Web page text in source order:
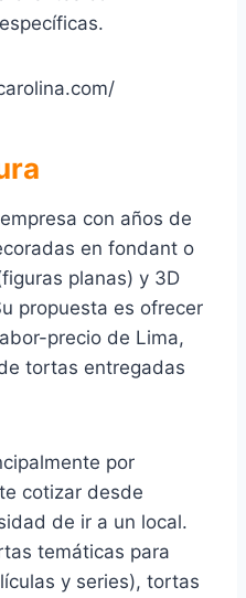
con años de
en fondant o
planas) y 3D
propuesta es ofrecer
precio de Lima,
tortas entregadas
por
cotizar desde
de ir a un local.
temáticas para
y series), tortas